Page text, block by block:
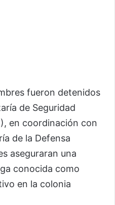
fueron detenidos
de Seguridad
en coordinación con
de la Defensa
aseguraran una
conocida como
en la colonia